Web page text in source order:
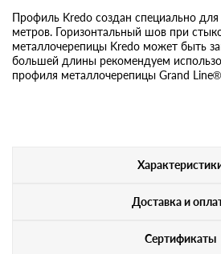
Профиль Kredo создан специально
метров. Горизонтальный шов при
металлочерепицы Kredo может быть
большей длины рекомендуем
профиля металлочерепицы Grand
Доставка и
Сертификаты